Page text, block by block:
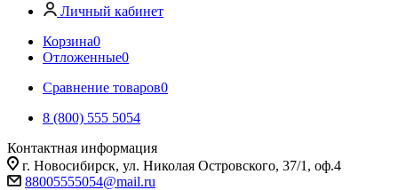
Личный кабинет
Корзина0
Отложенные0
Сравнение товаров0
8 (800) 555 5054
Контактная информация
г. Новосибирск, ул. Николая Островского, 37/1, оф.4
88005555054@mail.ru